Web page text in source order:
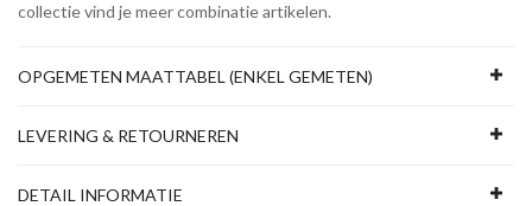
collectie vind je meer combinatie artikelen.
OPGEMETEN MAATTABEL (ENKEL GEMETEN)
LEVERING & RETOURNEREN
DETAIL INFORMATIE